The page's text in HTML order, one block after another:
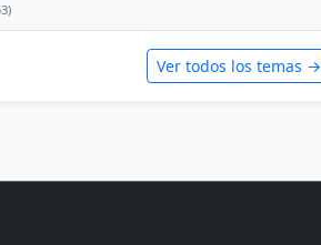
Ver todos los temas →